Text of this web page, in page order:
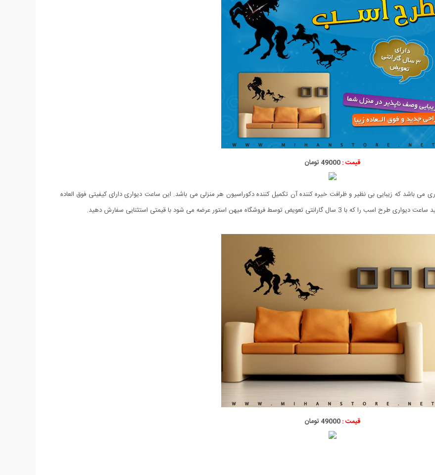
قیمت :49000 تومان
که زیبایی بی نظیر و ظرافت خیره کننده آن تکمیل کننده دکوراسیون هر منزلی می باشد. این ساعت دیواری دارای کیفیتی فوق العاده
فروشگاه میهن استور عرضه می شود با قیمتی استثنایی سفارش دهید.
قیمت :49000 تومان